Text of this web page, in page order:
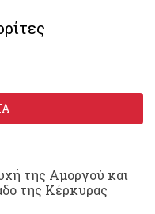
της Αμοργού και
της Κέρκυρας